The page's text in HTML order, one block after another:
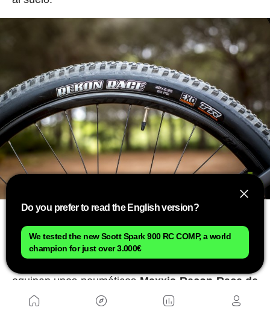
largas del segmento, su maniobrabilidad te ayuda
a entrar en curvas y sus ruedas, unas
equipan unos neumáticos Maxxis Recon Race de
2,35”que proporcionan un gran agarre en apoyos
Do you prefer to read the English version?
We tested the new Scott Spark 900 RC COMP, a world
champion for just over 3.000€